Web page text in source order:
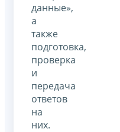
данные»,
а
также
подготовка,
проверка
и
передача
ответов
на
них.